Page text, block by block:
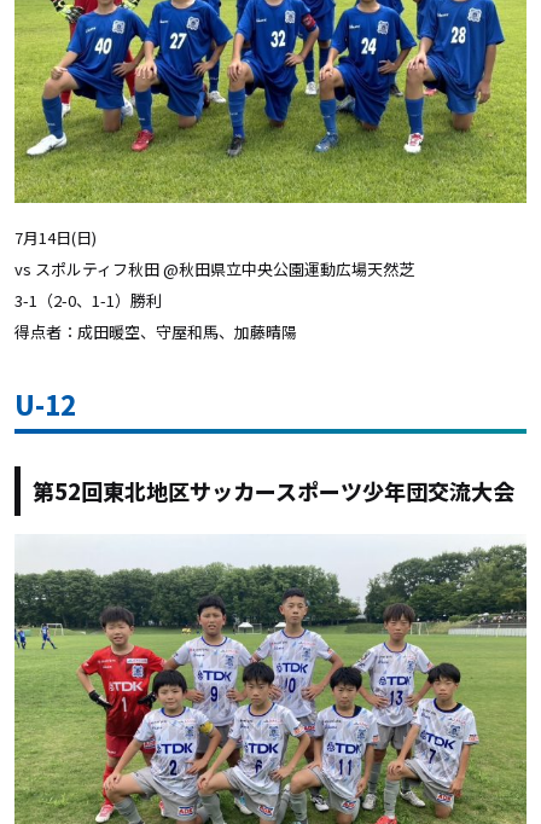
7月14日(日)
vs スポルティフ秋田 @秋田県立中央公園運動広場天然芝
3-1（2-0、1-1）勝利
得点者：成田暖空、守屋和馬、加藤晴陽
U-12
第52回東北地区サッカースポーツ少年団交流大会